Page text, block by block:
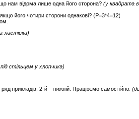
нам відома лише одна його сторона? (у квадрата
його чотири сторони однакові? (Р=3*4=12)
ластівка)
стільцем у хлопчика)
прикладів, 2-й – нижній. Працюємо самостійно.